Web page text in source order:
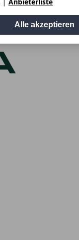
Alle akzeptieren